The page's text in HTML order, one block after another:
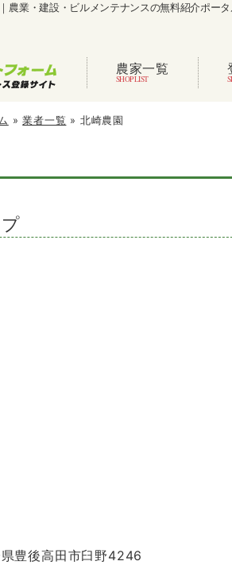
農業・建設・ビルメンテナンスの無料紹介ポー
農家一覧
»業者一覧 » 北崎農園
豊後高田市臼野4246